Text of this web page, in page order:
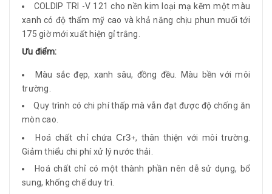
COLDIP TRI -V 121 cho nền kim loại mạ kẽm một màu
xanh có độ thẩm mỹ cao và khả năng chịu phun muối tới
175 giờ mới xuất hiện gỉ trắng.
Ưu điểm:
Màu sắc đẹp, xanh sâu, đồng đều. Màu bền với môi
trường.
Quy trình có chi phí thấp mà vẫn đạt được độ chống ăn
mòn cao.
Hoá chất chỉ chứa Cr3+, thân thiện với môi trường.
Giảm thiểu chi phí xử lý nước thải.
Hoá chất chỉ có một thành phần nên dễ sử dụng, bổ
sung, khống chế duy trì.